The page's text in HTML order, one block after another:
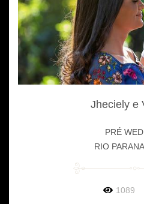
Jheciely e
PRÉ
RIO
1089